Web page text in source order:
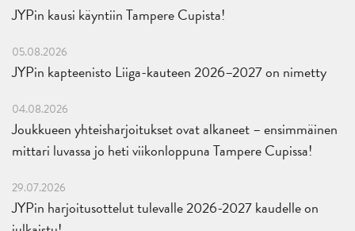
JYPin kausi käyntiin Tampere Cupista!
05.08.2026
JYPin kapteenisto Liiga-kauteen 2026–2027 on nimetty
04.08.2026
Joukkueen yhteisharjoitukset ovat alkaneet – ensimmäinen
mittari luvassa jo heti viikonloppuna Tampere Cupissa!
29.07.2026
JYPin harjoitusottelut tulevalle 2026-2027 kaudelle on